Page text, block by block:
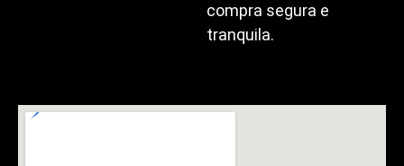
compra segura e
tranquila.